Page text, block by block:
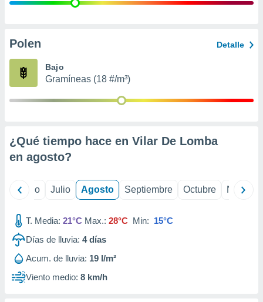
e
publicidad
Polen Detalle
Bajo
Gramíneas (18 #/m³)
¿Qué tiempo hace en Vilar De Lomba
en agosto?
Junio Julio Agosto Septiembre Octubre
T. Media: 21°C Max.: 28°C Min: 15°C
Días de lluvia: 4días
Acum. de lluvia: 19 l/m²
Viento medio: 8 km/h